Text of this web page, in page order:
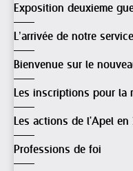
Exposition deuxieme
L’arrivée de notre
Bienvenue sur le
Les inscriptions pour la
Les actions de l'Apel en
Professions de foi